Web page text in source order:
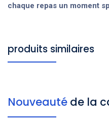
chaque repas un moment
produits similaires
Nouveauté de la